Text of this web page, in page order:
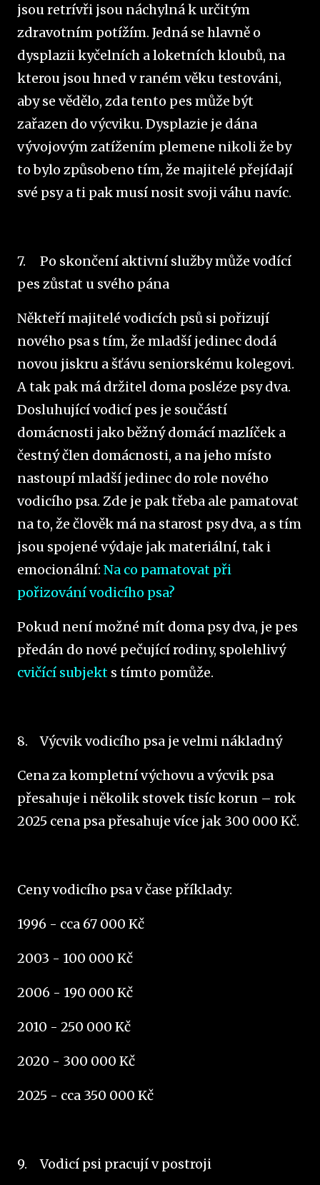
jsou retrívři jsou náchylná k určitým
zdravotním potížím. Jedná se hlavně o
dysplazii kyčelních a loketních kloubů, na
kterou jsou hned v raném věku testováni,
aby se vědělo, zda tento pes může být
zařazen do výcviku. Dysplazie je dána
vývojovým zatížením plemene nikoli že by
to bylo způsobeno tím, že majitelé přejídají
své psy a ti pak musí nosit svoji váhu navíc.
7.
Po skončení aktivní služby může vodící
pes zůstat u svého pána
Někteří majitelé vodicích psů si pořizují
nového psa s tím, že mladší jedinec dodá
novou jiskru a šťávu seniorskému kolegovi.
A tak pak má držitel doma posléze psy dva.
Dosluhující vodicí pes je součástí
domácnosti jako běžný domácí mazlíček a
čestný člen domácnosti, a na jeho místo
nastoupí mladší jedinec do role nového
vodicího psa. Zde je pak třeba ale pamatovat
na to, že člověk má na starost psy dva, a s tím
jsou spojené výdaje jak materiální, tak i
emocionální: Na co pamatovat při
pořizování vodicího psa?
Pokud není možné mít doma psy dva, je pes
předán do nové pečující rodiny, spolehlivý
cvičící subjekt s tímto pomůže.
8. Výcvik vodicího psa je velmi nákladný
Cena za kompletní výchovu a výcvik psa
přesahuje i několik stovek tisíc korun – rok
2025 cena psa přesahuje více jak 300 000 Kč.
Ceny vodicího psa v čase příklady:
1996 - cca 67 000 Kč
2003 - 100 000 Kč
2006 - 190 000 Kč
2010 - 250 000 Kč
2020 - 300 000 Kč
2025 - cca 350 000 Kč
9. Vodicí psi pracují v postroji